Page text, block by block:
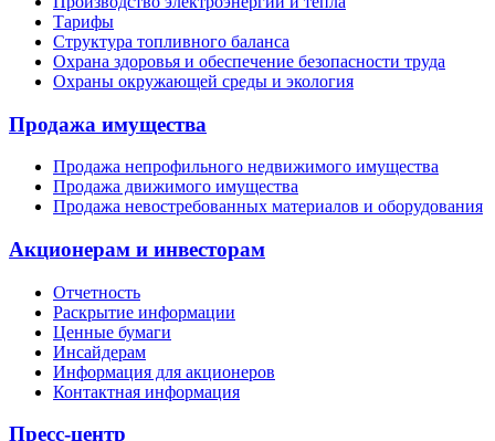
Тарифы
Структура топливного баланса
Охрана здоровья и обеспечение безопасности труда
Охраны окружающей среды и экология
Продажа имущества
Продажа непрофильного недвижимого имущества
Продажа движимого имущества
Продажа невостребованных материалов и оборудования
Акционерам и инвесторам
Отчетность
Раскрытие информации
Ценные бумаги
Инсайдерам
Информация для акционеров
Контактная информация
Пресс-центр